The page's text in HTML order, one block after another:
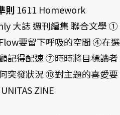
則1611 Homework
大誌 週刊編集 聯合文學 ①
要留下呼吸的空間 ④在選
記得配速 ⑦時時將目標讀者
突發狀況 ⑩對主題的喜愛要
ZINE